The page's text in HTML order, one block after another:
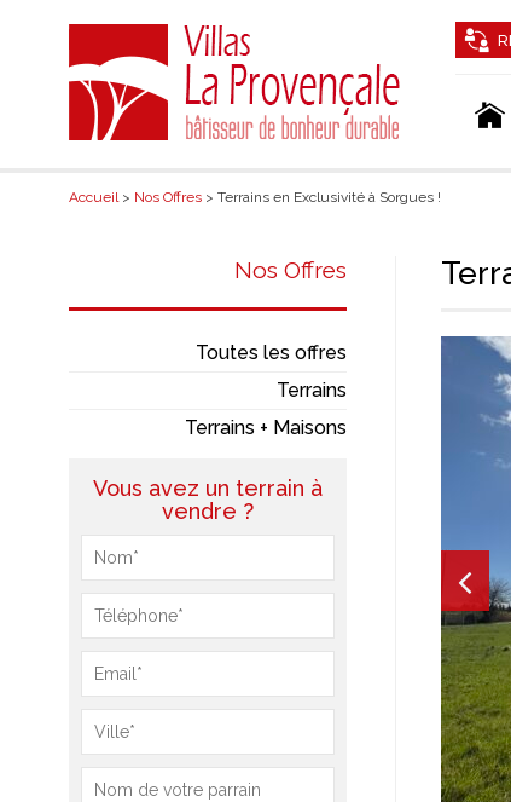
Accueil> Nos Offres > Terrains en Exclusivité à Sorgues !
Nos Offres
Toutes les offres
Terrains
Terrains + Maisons
Vous avez un terrain à
vendre ?